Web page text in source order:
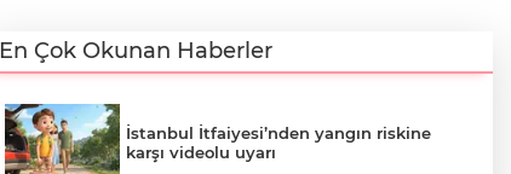
En Çok Okunan Haberler
İstanbul İtfaiyesi’nden yangın riskine
karşı videolu uyarı